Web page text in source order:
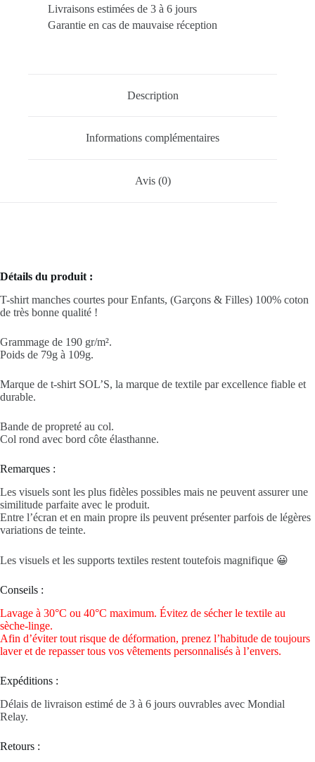
Livraisons estimées de 3 à 6 jours
Garantie en cas de mauvaise réception
Description
Informations complémentaires
Avis (0)
Détails du produit :
T-shirt manches courtes pour Enfants, (Garçons & Filles) 100% coton
de très bonne qualité !
Grammage de 190 gr/m².
Poids de 79g à 109g.
Marque de t-shirt SOL’S, la marque de textile par excellence fiable et
durable.
Bande de propreté au col.
Col rond avec bord côte élasthanne.
Remarques :
Les visuels sont les plus fidèles possibles mais ne peuvent assurer une
similitude parfaite avec le produit.
Entre l’écran et en main propre ils peuvent présenter parfois de légères
variations de teinte.
Les visuels et les supports textiles restent toutefois magnifique 😀
Conseils :
Lavage à 30°C ou 40°C maximum. Évitez de sécher le textile au
sèche-linge.
Afin d’éviter tout risque de déformation, prenez l’habitude de toujours
laver et de repasser tous vos vêtements personnalisés à l’envers.
Expéditions :
Délais de livraison estimé de 3 à 6 jours ouvrables avec Mondial
Relay.
Retours :